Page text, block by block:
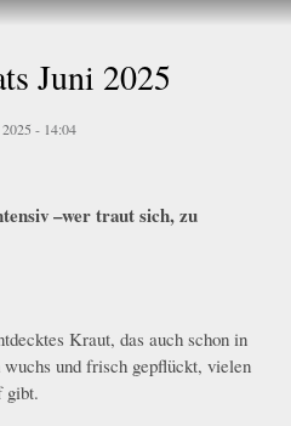
Juni 2025
- 14:04
–wer traut sich, zu
Kraut, das auch schon in
und frisch gepflückt, vielen
gibt.